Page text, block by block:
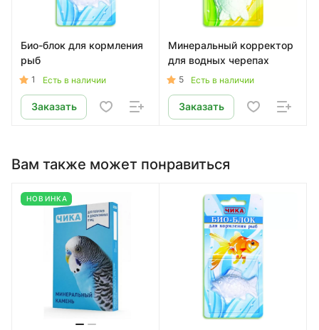
Био-блок для кормления
рыб
1 Есть в наличии
Заказать
Минеральный корректор
для водных черепах
5 Есть в наличии
Заказать
Вам также может понравиться
НОВИНКА